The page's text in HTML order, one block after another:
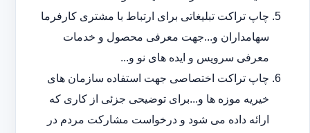
چاپ تراکت تبلیغاتی برای ارتباط با مشتری کارفرما
سهامداران و...جهت معرفی محصول و خدمات
معرفی سرویس و ایده های نو و...
چاپ تراکت اختصاصی جهت استفاده سازمان های
خیریه موزه ها و...برای توضیحی جزئی از کاری که
ارائه داده می شود و درخواست مشارکت مردم در